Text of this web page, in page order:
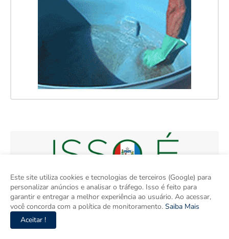
Este site utiliza cookies e tecnologias de terceiros (Google) para
personalizar anúncios e analisar o tráfego. Isso é feito para
garantir e entregar a melhor experiência ao usuário. Ao acessar,
você concorda com a política de monitoramento. Saiba Mais
Aceitar !